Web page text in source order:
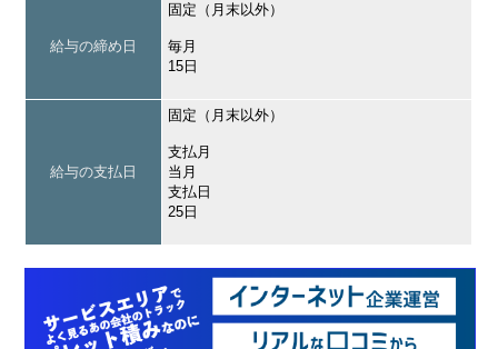
給与の締め日
固定（月末以外）
毎月
15日
給与の支払日
固定（月末以外）
支払月
当月
支払日
25日